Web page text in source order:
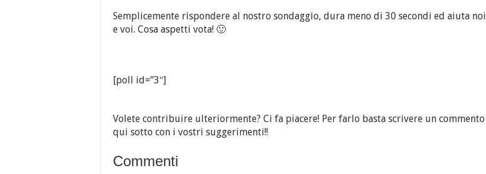
Semplicemente rispondere al nostro sondaggio, dura meno di 30 secondi ed aiuta noi
e voi. Cosa aspetti vota! 🙂
[poll id=”3″]
Volete contribuire ulteriormente? Ci fa piacere! Per farlo basta scrivere un commento
qui sotto con i vostri suggerimenti!!
Commenti